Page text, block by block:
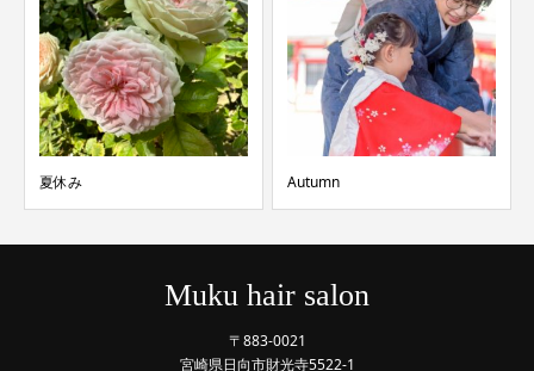
Autumn September
Muku hair salon
〒883-0021
宮崎県日向市財光寺5522-1